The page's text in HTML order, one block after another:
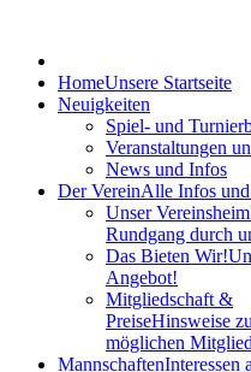
HomeUnsere Startseite
Neuigkeiten
Spiel- und
Veranstaltungen
News und Infos
Der VereinAlle Infos und
Unser Vereinsheim
Rundgang durch
Das Bieten Wir!
Angebot!
Mitgliedschaft &
PreiseHinsweise
möglichen
MannschaftenInteressen